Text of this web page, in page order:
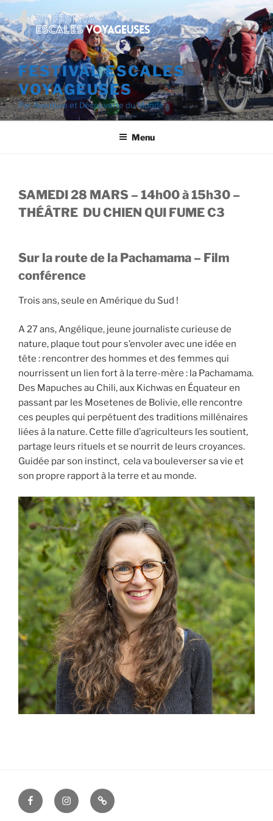
Aller
au
contenu
principal
FESTIVAL ESCALES
VOYAGEUSES
Par Aventure et Découverte du Monde
Menu
SAMEDI 28 MARS – 14h00 à 15h30 –
THÉÂTRE DU CHIEN QUI FUME C3
Sur la route de la Pachamama – Film
conférence
Trois ans, seule en Amérique du Sud !
A 27 ans, Angélique, jeune journaliste curieuse de
nature, plaque tout pour s’envoler avec une idée en
tête : rencontrer des hommes et des femmes qui
nourrissent un lien fort à la terre-mère : la Pachamama.
Des Mapuches au Chili, aux Kichwas en Équateur en
passant par les Mosetenes de Bolivie, elle rencontre
ces peuples qui perpétuent des traditions millénaires
liées à la nature. Cette fille d’agriculteurs les soutient,
partage leurs rituels et se nourrit de leurs croyances.
Guidée par son instinct, cela va bouleverser sa vie et
son propre rapport à la terre et au monde.
facebookinstagramcontact